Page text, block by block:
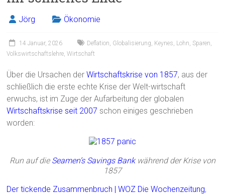
Jörg Ökonomie
14 Januar, 2026 Deflation, Globalisierung, Keynes, Lohn, Sparen,
Volkswirtschaftslehre,Wirtschaft
Über die Ursachen derWirtschaftskrise von 1857, aus der
schließlich die erste echte Krise der Welt-wirtschaft
erwuchs, ist im Zuge der Aufarbeitung der globalen
Wirtschaftskrise seit 2007 schon einiges geschrieben
worden:
Run auf die Seamen’s Savings Bankwährend der Krise von
1857
Der tickende Zusammenbruch | WOZ Die Wochenzeitung,